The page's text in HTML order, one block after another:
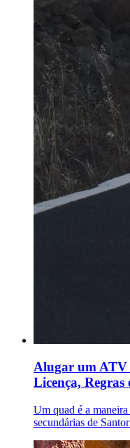
Alugar um ATV
Licença, Regras
Um quad é a
secundárias de